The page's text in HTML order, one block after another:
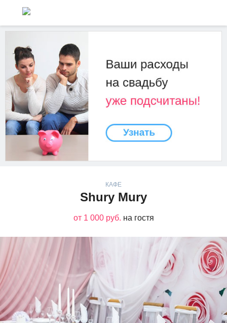
КАФЕ
Shury Mury
от 1 000 руб. на гостя